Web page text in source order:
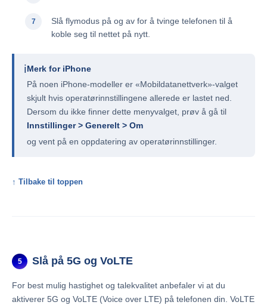
Slå flymodus på og av for å tvinge telefonen til å
koble seg til nettet på nytt.
ℹ️Merk for iPhone
På noen iPhone-modeller er «Mobildatanettverk»-valget
skjult hvis operatørinnstillingene allerede er lastet ned.
Dersom du ikke finner dette menyvalget, prøv å gå til
Innstillinger > Generelt > Om
og vent på en oppdatering av operatørinnstillinger.
↑ Tilbake til toppen
5 Slå på 5G og VoLTE
For best mulig hastighet og talekvalitet anbefaler vi at du
aktiverer 5G og VoLTE (Voice over LTE) på telefonen din. VoLTE